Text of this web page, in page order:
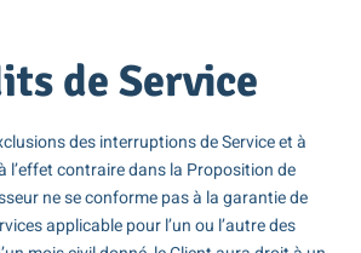
de Service
des interruptions de Service et à
l’effet contraire dans la Proposition de
ne se conforme pas à la garantie de
applicable pour l’un ou l’autre des